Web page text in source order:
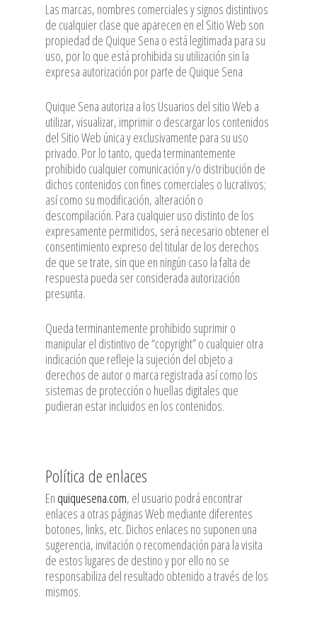
Las marcas, nombres comerciales y signos distintivos
de cualquier clase que aparecen en el Sitio Web son
propiedad de Quique Sena o está legitimada para su
uso, por lo que está prohibida su utilización sin la
expresa autorización por parte de Quique Sena
Quique Sena autoriza a los Usuarios del sitio Web a
utilizar, visualizar, imprimir o descargar los contenidos
del Sitio Web única y exclusivamente para su uso
privado. Por lo tanto, queda terminantemente
prohibido cualquier comunicación y/o distribución de
dichos contenidos con fines comerciales o lucrativos;
así como su modificación, alteración o
descompilación. Para cualquier uso distinto de los
expresamente permitidos, será necesario obtener el
consentimiento expreso del titular de los derechos
de que se trate, sin que en ningún caso la falta de
respuesta pueda ser considerada autorización
presunta.
Queda terminantemente prohibido suprimir o
manipular el distintivo de “copyright” o cualquier otra
indicación que refleje la sujeción del objeto a
derechos de autor o marca registrada así como los
sistemas de protección o huellas digitales que
pudieran estar incluidos en los contenidos.
Política de enlaces
En quiquesena.com, el usuario podrá encontrar
enlaces a otras páginas Web mediante diferentes
botones, links, etc. Dichos enlaces no suponen una
sugerencia, invitación o recomendación para la visita
de estos lugares de destino y por ello no se
responsabiliza del resultado obtenido a través de los
mismos.